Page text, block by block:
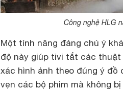
Công nghệ HLG
Một tính năng đáng chú ý
độ này giúp tivi tắt các
xác hình ảnh theo đúng ý
vẹn các bộ phim mà không